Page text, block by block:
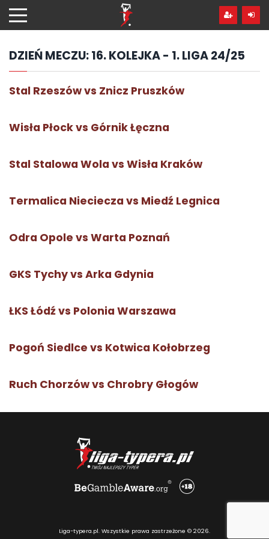
hdo
treści
DZIEŃ MECZU:16. KOLEJKA - 1. LIGA 24/25
Stal Rzeszów vs Znicz Pruszków
Wisła Płock vs Górnik Łęczna
Stal Stalowa Wola vs Wisła Kraków
Termalica Nieciecza vs Miedź Legnica
Odra Opole vs Warta Poznań
GKS Tychy vs Arka Gdynia
ŁKS Łódź vs Polonia Warszawa
Pogoń Siedlce vs Kotwica Kołobrzeg
Ruch Chorzów vs Chrobry Głogów
Liga-typera.pl. Wszystkie prawa zastrzeżone © 2026.